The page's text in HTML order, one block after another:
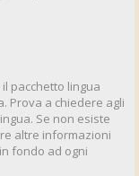
pacchetto lingua
Prova a chiedere agli
Se non esiste
altre informazioni
fondo ad ogni